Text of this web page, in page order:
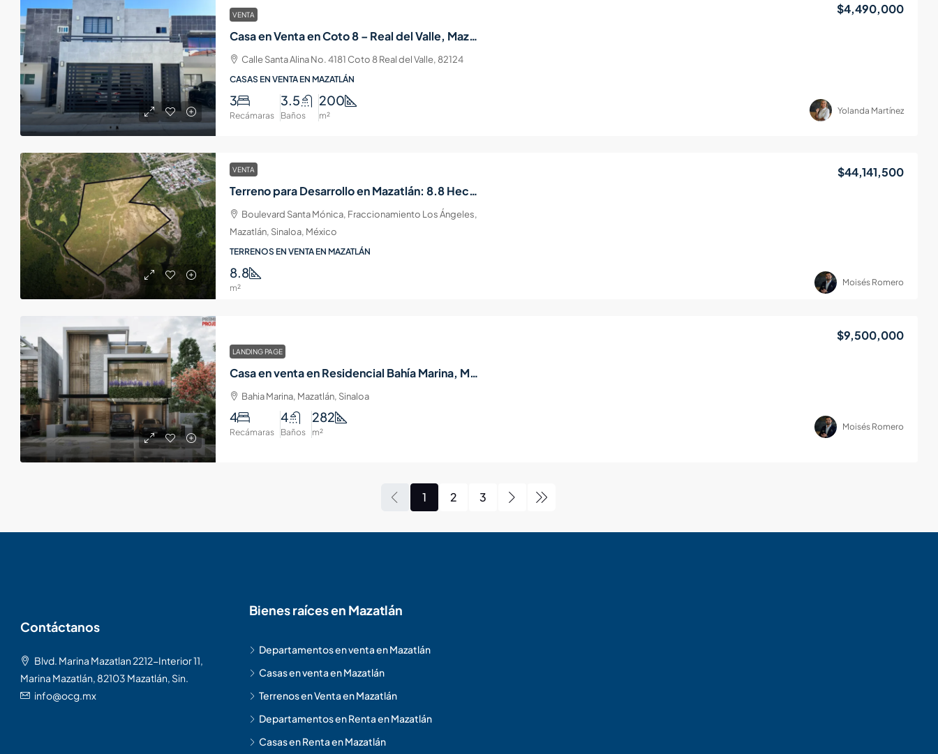
VENTA
Casa en Venta en Coto 8 – Real del Valle, Mazatlán
$4,490,000
Calle Santa Alina No. 4181 Coto 8 Real del Valle, 82124
CASAS EN VENTA EN MAZATLÁN
3
Recámaras
3.5
Baños
200
m² Yolanda Martínez
VENTA
Terreno para Desarrollo en Mazatlán: 8.8 Hectáreas Listas para Edificar
$44,141,500
Boulevard Santa Mónica, Fraccionamiento Los Ángeles,
Mazatlán, Sinaloa, México
TERRENOS EN VENTA EN MAZATLÁN
8.8
m² Moisés Romero
LANDING PAGE
Casa en venta en Residencial Bahía Marina, Mazatlán LANDING
$9,500,000
Bahia Marina, Mazatlán, Sinaloa
4
Recámaras
4
Baños
282
m² Moisés Romero
1 2 3
Contáctanos
Blvd. Marina Mazatlan 2212-Interior 11,
Marina Mazatlán, 82103 Mazatlán, Sin.
info@ocg.mx
Bienes raíces en Mazatlán
Departamentos en venta en Mazatlán
Casas en venta en Mazatlán
Terrenos en Venta en Mazatlán
Departamentos en Renta en Mazatlán
Casas en Renta en Mazatlán